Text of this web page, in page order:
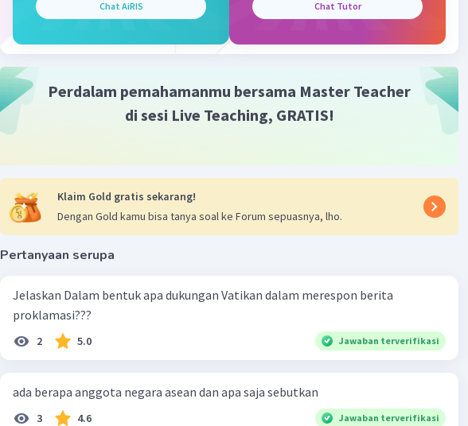
Chat AiRIS Chat Tutor
Perdalam pemahamanmu bersama Master Teacher
di sesi Live Teaching, GRATIS!
Klaim Gold gratis sekarang!
Dengan Gold kamu bisa tanya soal ke Forum sepuasnya, lho.
Pertanyaan serupa
Jelaskan Dalam bentuk apa dukungan Vatikan dalam merespon berita
proklamasi???
2 5.0 Jawaban terverifikasi
ada berapa anggota negara asean dan apa saja sebutkan
3 4.6 Jawaban terverifikasi